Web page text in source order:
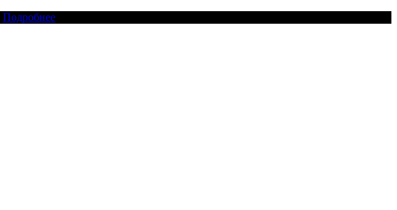
Подробнее